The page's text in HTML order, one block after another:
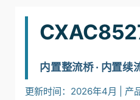
内置整流桥 · 内置续
更新时间：2026年4月 | 产